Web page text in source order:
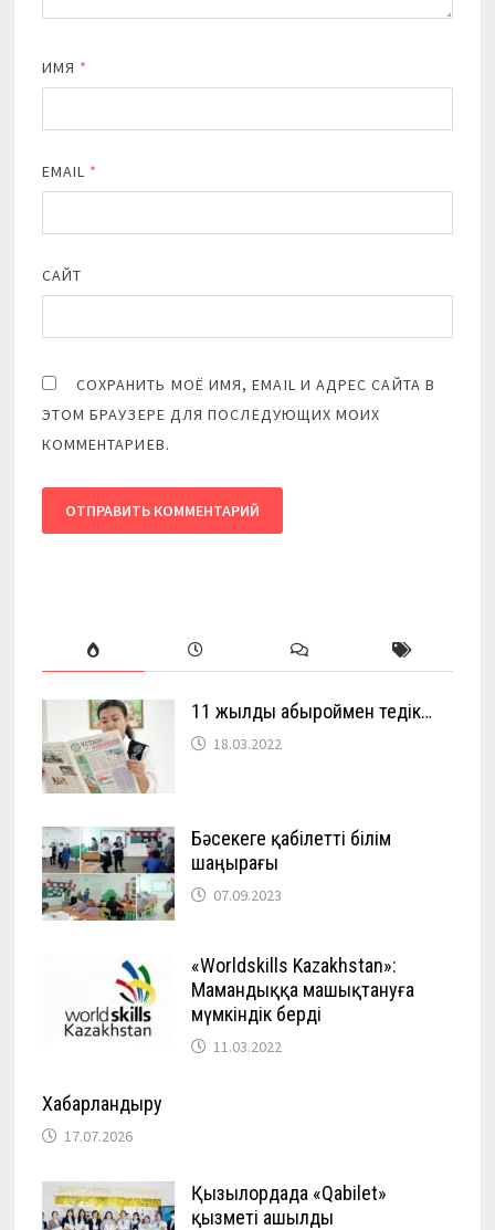
ИМЯ *
EMAIL *
САЙТ
СОХРАНИТЬ МОЁ ИМЯ, EMAIL И АДРЕС САЙТА В
ЭТОМ БРАУЗЕРЕ ДЛЯ ПОСЛЕДУЮЩИХ МОИХ
КОММЕНТАРИЕВ.
11 жылды абыроймен өтедік…
18.03.2022
Бәсекеге қабілетті білім
шаңырағы
07.09.2023
«Worldskills Kazakhstan»:
Мамандыққа машықтануға
мүмкіндік берді
11.03.2022
Хабарландыру
17.07.2026
Қызылордада «Qabilet»
қызметі ашылды